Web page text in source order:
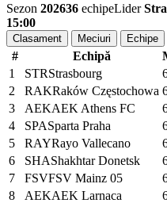
Sezon 202636 echipeLider
15:00
Clasament Meciuri Echipe
# Echipă
1
STRStrasbourg
2
RAKRaków Częstochowa
3
AEKAEK Athens FC
4
SPASparta Praha
5
RAYRayo Vallecano
6
SHAShakhtar Donetsk
7
FSVFSV Mainz 05
8
AEKAEK Larnaca